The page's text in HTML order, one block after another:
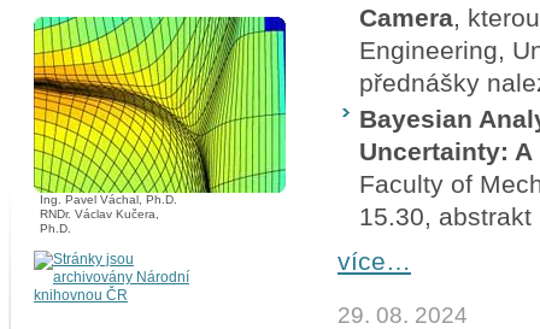
Ing. Pavel Váchal, Ph.D.
RNDr. Václav Kučera,
Ph.D.
Camera,
Engineering,
přednášky
Bayesian
Uncertainty:
Faculty of
15.30,
více…
29. 08. 2024